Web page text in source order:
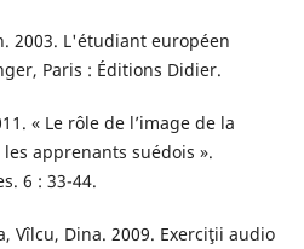
2003. L'étudiant européen
Paris : Éditions Didier.
« Le rôle de l’image de la
apprenants suédois ».
6 : 33-44.
Vîlcu, Dina. 2009. Exerciţii audio